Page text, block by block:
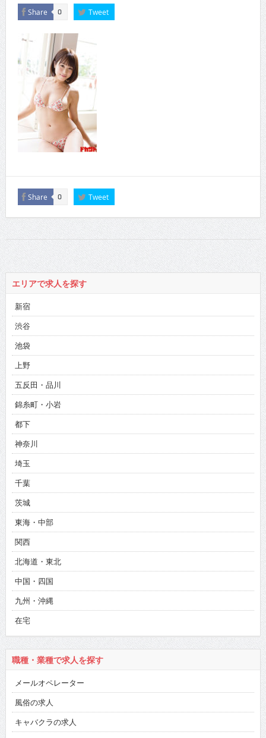
Share 0 Tweet
Share 0 Tweet
エリアで求人を探す
新宿
渋谷
池袋
上野
五反田・品川
錦糸町・小岩
都下
神奈川
埼玉
千葉
茨城
東海・中部
関西
北海道・東北
中国・四国
九州・沖縄
在宅
職種・業種で求人を探す
メールオペレーター
風俗の求人
キャバクラの求人